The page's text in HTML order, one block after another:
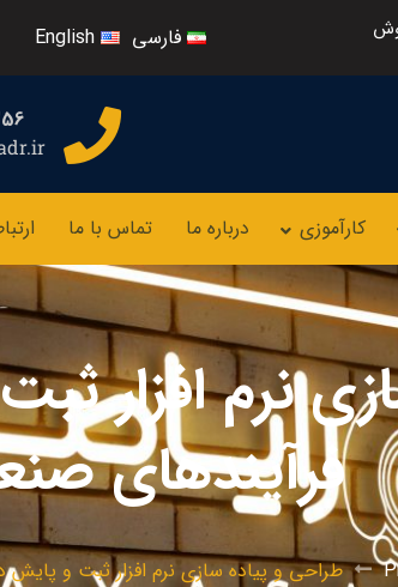
فارسی English
کارآموزی درباره ما تماس با ما
نرم افزار
فرآیندهای
طراحی و پیاده سازی نرم افزار ثبت و